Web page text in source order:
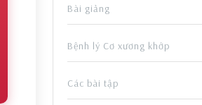
Bài giảng
Bệnh lý Cơ xương khớp
Các bài tập